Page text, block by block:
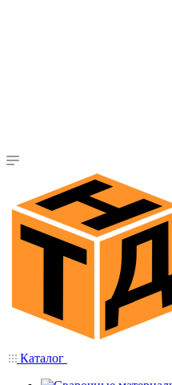
Каталог